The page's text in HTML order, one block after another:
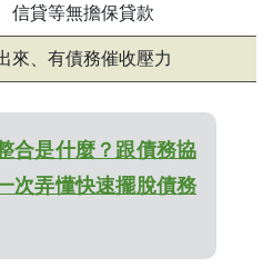
信貸等無擔保貸款
來、有債務催收壓力
合是什麼？跟債務協
次弄懂快速擺脫債務